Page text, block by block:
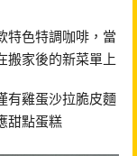
特色特調咖啡，當
搬家後的新菜單上
有雞蛋沙拉脆皮麵
甜點蛋糕